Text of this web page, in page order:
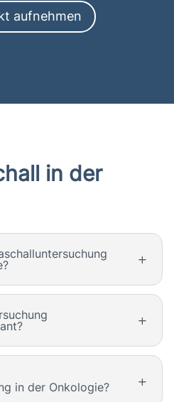
aufnehmen
in der
in der Onkologie?